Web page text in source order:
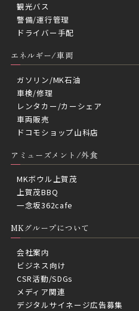
観光バス
警備/運行管理
ドライバー手配
エネルギー/車両
ガソリン/MK石油
車検/修理
レンタカー/カーシェア
車両販売
ドコモショップ山科店
アミューズメント/外食
MKボウル上賀茂
上賀茂BBQ
一念坂362cafe
MKグループについて
会社案内
ビジネス向け
CSR活動/SDGs
メディア関連
デジタルサイネージ広告募集